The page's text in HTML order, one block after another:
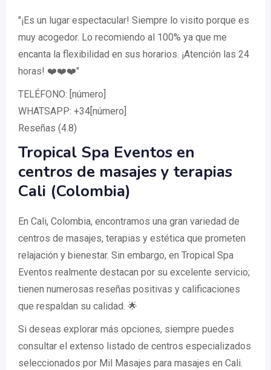
"¡Es un lugar espectacular! Siempre lo visito porque es
muy acogedor. Lo recomiendo al 100% ya que me
encanta la flexibilidad en sus horarios. ¡Atención las 24
horas! ❤️❤️❤️"
TELÉFONO: [número]
WHATSAPP: +34[número]
Reseñas (4.8)
Tropical Spa Eventos en
centros de masajes y terapias
Cali (Colombia)
En Cali, Colombia, encontramos una gran variedad de
centros de masajes, terapias y estética que prometen
relajación y bienestar. Sin embargo, en Tropical Spa
Eventos realmente destacan por su excelente servicio;
tienen numerosas reseñas positivas y calificaciones
que respaldan su calidad. 🌟
Si deseas explorar más opciones, siempre puedes
consultar el extenso listado de centros especializados
seleccionados por Mil Masajes para masajes en Cali.